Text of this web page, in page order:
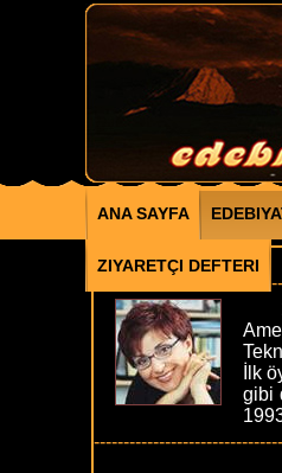
ANA SAYFA
ZIYARETÇI DEFTERI
BUKET UZUNER
İlk
gibi